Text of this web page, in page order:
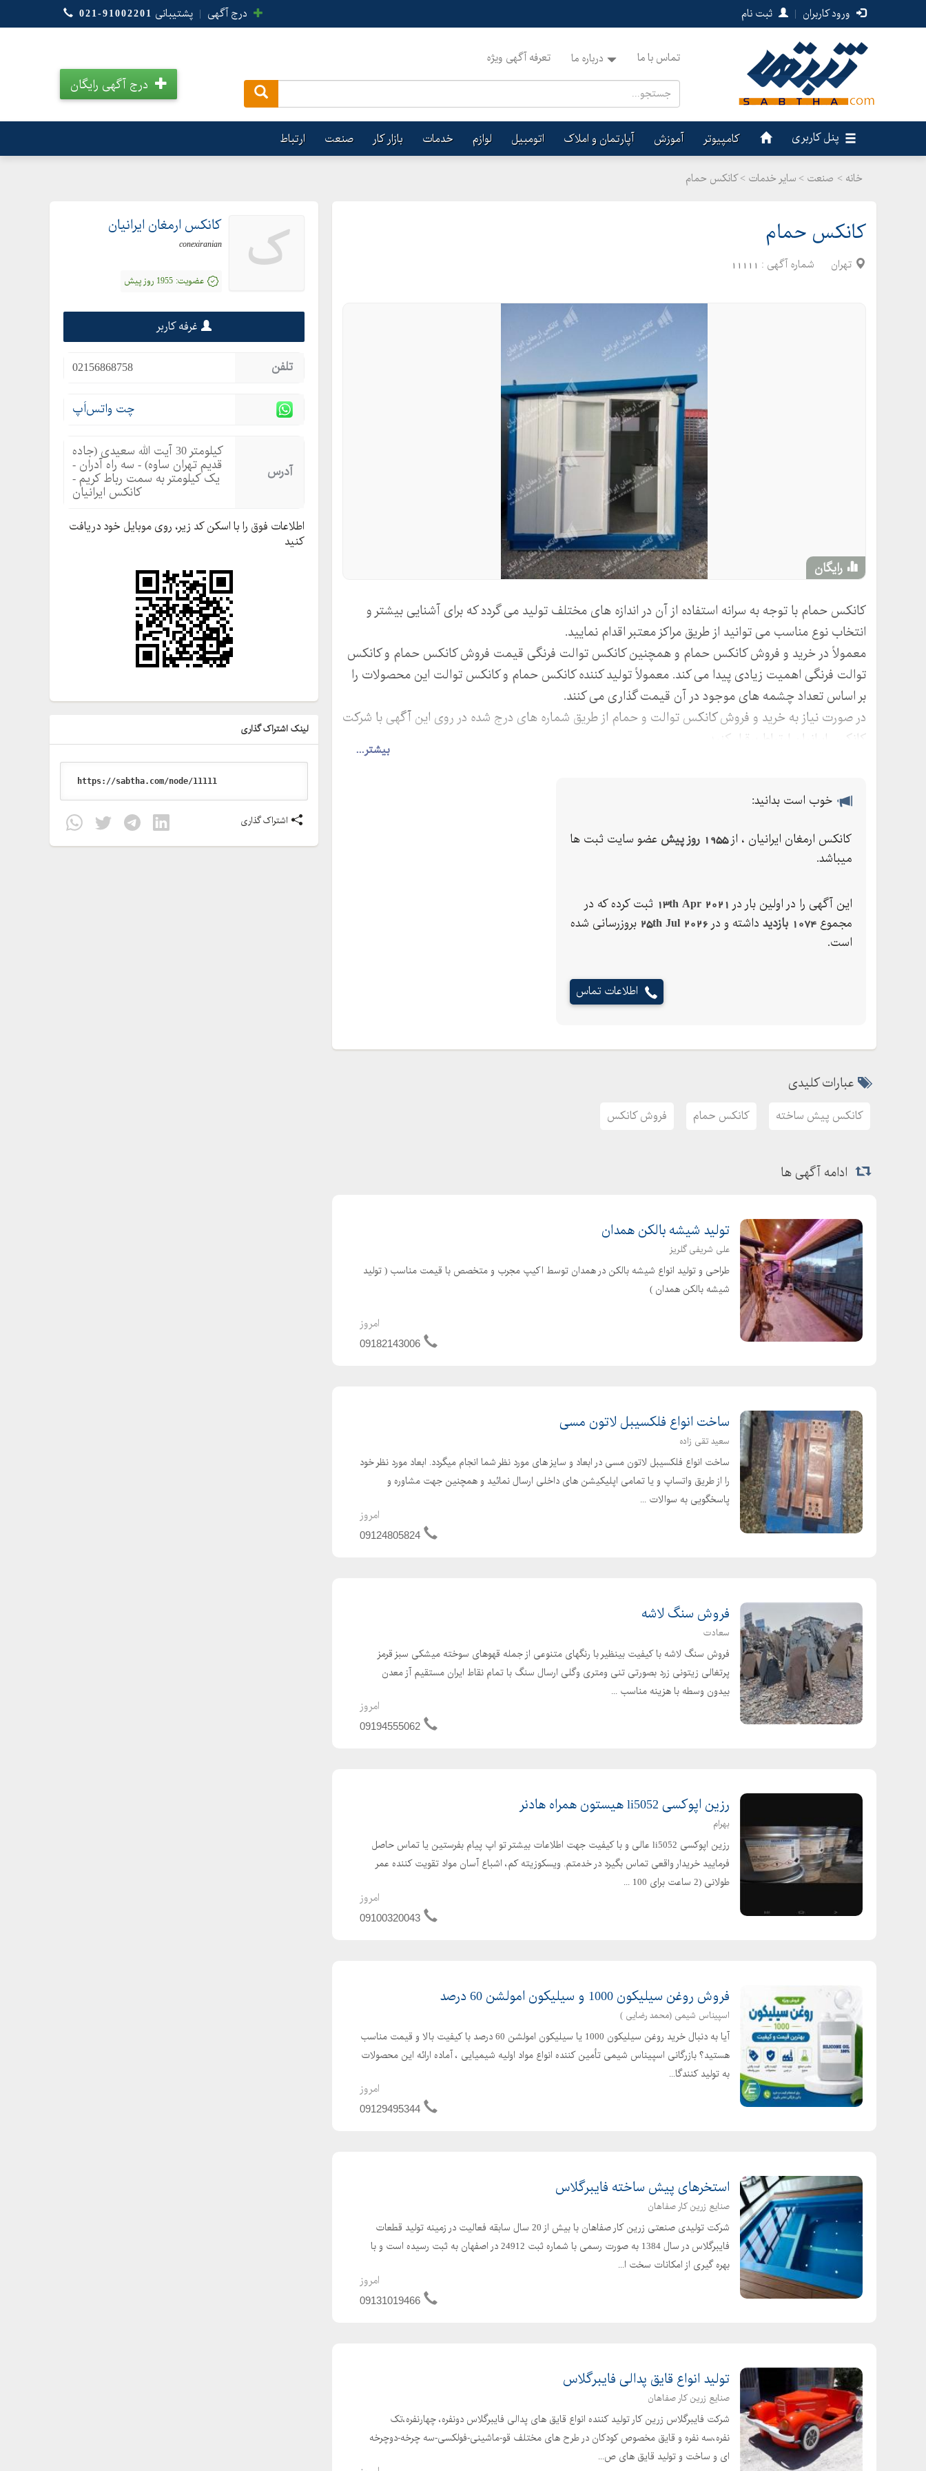
ورود کاربران | ثبت نام درج آگهی | پشتیبانی 021-91002201
تماس با ما درباره ما تعرفه آگهی ویژه
درج آگهی رایگان
پنل کاربری کامپیوتر آموزش آپارتمان و املاک اتومبیل لوازم خدمات بازار کار صنعت ارتباط
خانه > صنعت > سایر خدمات > کانکس حمام
کانکس حمام
تهران شماره آگهی : 11111
رایگان
بیشتر...
کانکس حمام با توجه به سرانه استفاده از آن در اندازه های مختلف تولید می گردد که برای آشنایی بیشتر و
انتخاب نوع مناسب می توانید از طریق مراکز معتبر اقدام نمایید.
معمولاً در خرید و فروش کانکس حمام و همچنین کانکس توالت فرنگی قیمت فروش کانکس حمام و کانکس
توالت فرنگی اهمیت زیادی پیدا می‌ کند. معمولاً تولید کننده کانکس حمام و کانکس توالت این محصولات را
بر اساس تعداد چشمه های موجود در آن قیمت گذاری می کنند.
در صورت نیاز به خرید و فروش کانکس توالت و حمام از طریق شماره های درج شده در روی این آگهی با شرکت
کانکس ایرانیان ارتباط برقرار کنید.
خوب است بدانید:
کانکس ارمغان ایرانیان ، از1955 روز پیش
عضو سایت ثبت ها
میباشد.
این آگهی را در اولین بار در 13th Apr 2021 ثبت کرده که در
مجموع 1074 بازدید داشته و در 25th Jul 2026 بروزرسانی شده
است.
اطلاعات تماس
عبارات کلیدی
کانکس پیش ساخته کانکس حمام فروش کانکس
ک کانکس ارمغان ایرانیان
conexiranian
عضویت: 1955 روز پیش
غرفه کاربر
تلفن 02156868758
چت واتس‌اَپ
آدرس
کیلومتر 30 آیت الله سعیدی (جاده
قدیم تهران ساوه) - سه راه آدران -
یک کیلومتر به سمت رباط کریم -
کانکس ایرانیان
اطلاعات فوق را با اسکن کد زیر، روی موبایل خود دریافت
کنید
لینک اشتراک گذاری
اشتراک گذاری
ادامه آگهی ها
تولید شیشه بالکن همدان
علی شریفی گلریز
طراحی و تولید انواع شیشه بالکن در همدان توسط اکیپ مجرب و متخصص با قیمت مناسب ( تولید
شیشه بالکن همدان )
امروز
09182143006
ساخت انواع فلکسیبل لاتون مسی
سعید تقی زاده
ساخت انواع فلکسیبل لاتون مسی در ابعاد و سایز های مورد نظر شما انجام میگردد. ابعاد مورد نظر خود
را از طریق واتساپ و یا تمامی اپلیکیشن های داخلی ارسال نمائید و همچنین جهت مشاوره و
پاسخگویی به سوالات ...
امروز
09124805824
فروش سنگ لاشه
سعادت
فروش سنگ لاشه با کیفیت بینظیر با رنگهای متنوعی از جمله قهوهای سوخته میشکی سبز قرمز
پرتغالی زیتونی زرد بصورتی تنی ومتری وگلی ارسال سنگ با تمام نقاط ایران مستقیم آز معدن
بیدون وسطه با هزینه مناسب ...
امروز
09194555062
رزین اپوکسی li5052 هیستون همراه هادنر
بهرام
رزین اپوکسی li5052 عالی و با کیفیت جهت اطلاعات بیشتر تو اپ پیام بفرستین یا تماس حاصل
فرمایید خریدار واقعی تماس بگیرد در خدمتم. ویسکوزیته کم، اشباع آسان مواد تقویت کننده عمر
طولانی (2 ساعت برای 100 ...
امروز
09100320043
فروش روغن سیلیکون 1000 و سیلیکون امولشن 60 درصد
اسپیناس شیمی (محمد رضایی )
آیا به دنبال خرید روغن سیلیکون 1000 یا سیلیکون امولشن 60 درصد با کیفیت بالا و قیمت مناسب
هستید؟ بازرگانی اسپیناس شیمی تأمین کننده انواع مواد اولیه شیمیایی ، آماده ارائه این محصولات
به تولید کنندگا...
امروز
09129495344
استخرهای پیش ساخته فایبرگلاس
صنایع زرین کار صفاهان
شرکت تولیدی صنعتی زرین کار صفاهان با بیش از 20 سال سابقه فعالیت در زمینه تولید قطعات
فایبرگلاس در سال 1384 به صورت رسمی با شماره ثبت 24912 در اصفهان به ثبت رسیده است و با
بهره گیری از امکانات سخت ا...
امروز
09131019466
تولید انواع قایق پدالی فایبرگلاس
صنایع زرین کار صفاهان
شرکت فایبرگلاس زرین کار تولید کننده انواع قایق های پدالی فایبرگلاس دونفره، چهارنفره،تک
نفره،سه نفره و قایق مخصوص کودکان در طرح های مختلف قو-ماشینی-فولکسی-سه چرخه-دوچرخه
ای و ساخت و تولید قایق های ص...